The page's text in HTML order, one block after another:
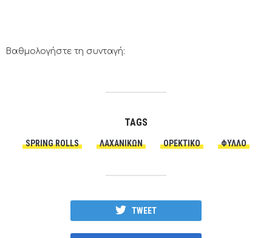
Βαθμολογήστε τη συνταγή:
TAGS
SPRING ROLLS ΛΑΧΑΝΙΚΏΝ ΟΡΕΚΤΙΚΌ ΦΎΛΛΟ
TWEET